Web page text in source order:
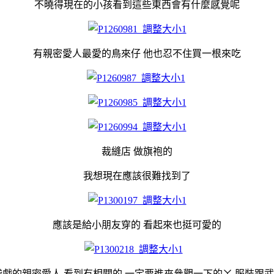
不曉得現在的小孩看到這些東西會有什麼感覺呢
有親密愛人最愛的鳥來仔 他也忍不住買一根來吃
裁縫店 做旗袍的
我想現在應該很難找到了
應該是給小朋友穿的 看起來也挺可愛的